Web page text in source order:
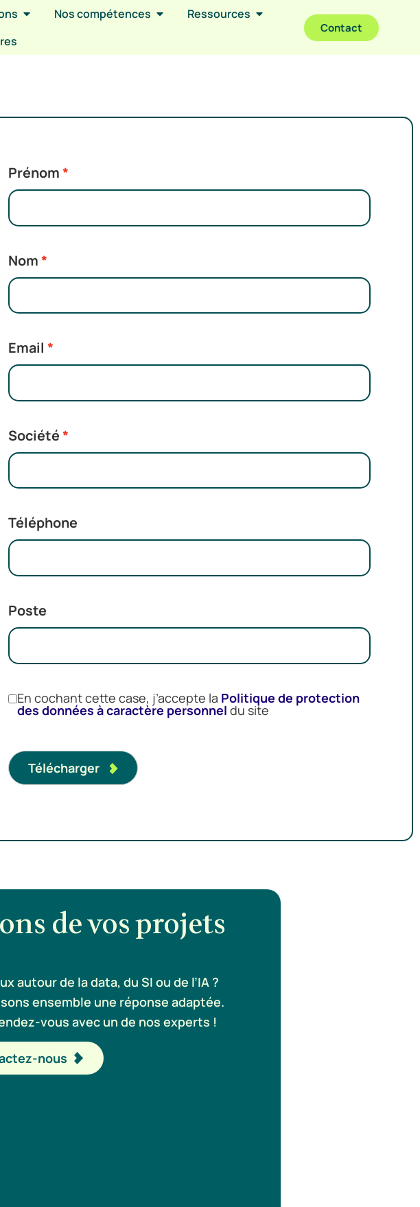
Nos compétences
Ressources
Contact
Prénom
Nom
Email
Société
Téléphone
Poste
En cochant cette case, j’accepte la Politique de protection
des données à caractère personnel du site
Télécharger
de vos projets
autour de la data, du SI ou de l’IA ?
ensemble une réponse adaptée.
vous avec un de nos experts !
nous